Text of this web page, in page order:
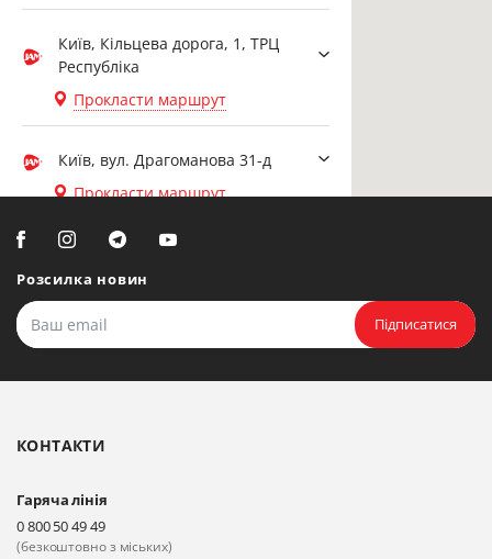
Київ, Кільцева дорога, 1, ТРЦ
Республіка
Прокласти маршрут
Київ, вул. Драгоманова 31-д
Прокласти маршрут
Біла Церква, вул. Ярослава
Мудрого, 20, офіс 108
Прокласти маршрут
Київ, вул. Драгоманова 31-д
Прокласти маршрут
Розсилка новин
Підписатися
КОНТАКТИ
Гаряча лінія
0 800 50 49 49
(безкоштовно з міських)